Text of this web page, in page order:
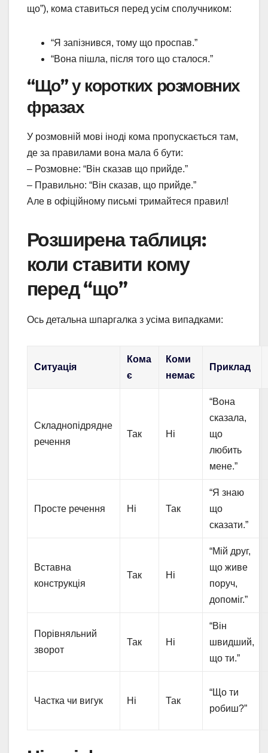
що”), кома ставиться перед усім сполучником:
“Я запізнився, тому що проспав.”
“Вона пішла, після того що сталося.”
“Що” у коротких розмовних
фразах
У розмовній мові іноді кома пропускається там,
де за правилами вона мала б бути:
– Розмовне: “Він сказав що прийде.”
– Правильно: “Він сказав, що прийде.”
Але в офіційному письмі тримайтеся правил!
Розширена таблиця:
коли ставити кому
перед “що”
Ось детальна шпаргалка з усіма випадками:
Ситуація
Кома
є
Коми
немає
Приклад
Складнопідрядне
речення
Так Ні
“Вона
сказала,
що
любить
мене.”
Просте речення Ні Так
“Я знаю
що
сказати.”
Вставна
конструкція
Так Ні
“Мій друг,
що живе
поруч,
допоміг.”
Порівняльний
зворот
Так Ні
“Він
швидший,
що ти.”
Частка чи вигук Ні Так
“Що ти
робиш?”